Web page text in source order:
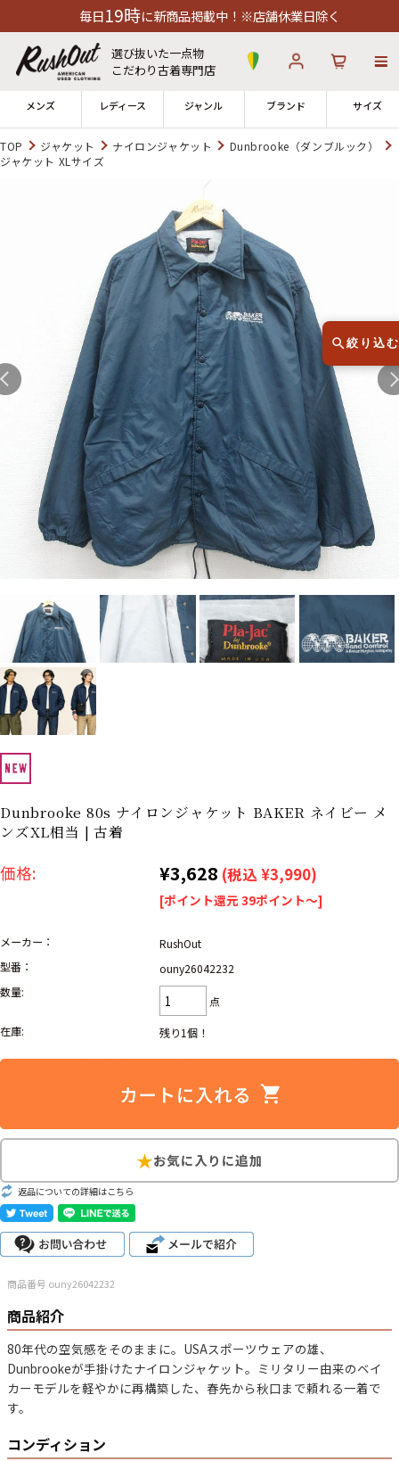
に新商品掲載中！※店舗休業日除く
選び抜いた一点物
こだわり古着専門店
メンズ レディース ジャンル ブランド サイズ
ログイン
全国7店舗・公式通販の比較
発送について 12時までのご注文で当日出荷！
※対応不可：日祝、長期休暇、セール
Search by Hotword今週のHOTワード（7/29〜8/4）
1 Tシャツ USA製 2 映画 3 ミリタリー スターウォーズ
ラルフローレン 大きいサイズ 7 アニメ ディズニー
Search by Brandブランドから探す
ラルフ ローレン ザ・ノース・フェイ
ス
チャンピオン
カーハート
ック
マ行 ラ行
Search by Item アイテムから探す
スウェット
長袖シャツ 半袖シャツ Tシャツ
レディース
雑貨/小物
Search by Particular
Search by Size
ジャケット XS S M L XL
スウェット XS S M L XL
半袖シャツ
TOP ジャケット ナイロンジャケット
Dunbrooke（ダンブルック）
ジャケット XLサイズ
Dunbrooke 80s ナイロンジャケット BAKER ネイビー メ
ンズXL相当 | 古着
価格: ¥3,628 (税込 ¥3,990)
[ポイント還元 39ポイント～]
メーカー：
RushOut
型番：
ouny26042232
数量:
点
在庫:
残り1個！
返品についての詳細はこちら
商品番号 ouny26042232
商品紹介
80年代の空気感をそのままに。USAスポーツウェアの雄、
Dunbrookeが手掛けたナイロンジャケット。ミリタリー由来のベイ
カーモデルを軽やかに再構築した、春先から秋口まで頼れる一着で
す。
コンディション
絞り込む